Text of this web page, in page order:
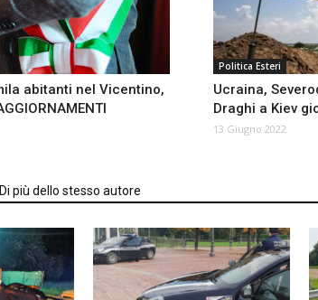
abitanti nel Vicentino,
Politica Esteri
Ucraina,
Draghi a Kiev
13 Giugno 2022
Di più dello stesso autore